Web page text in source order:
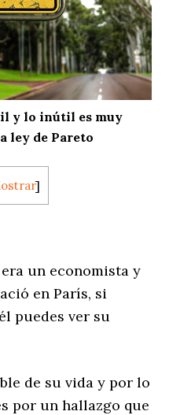
y lo inútil es muy
ley de Pareto
]
un economista y
en París, si
puedes ver su
de su vida y por lo
por un hallazgo que